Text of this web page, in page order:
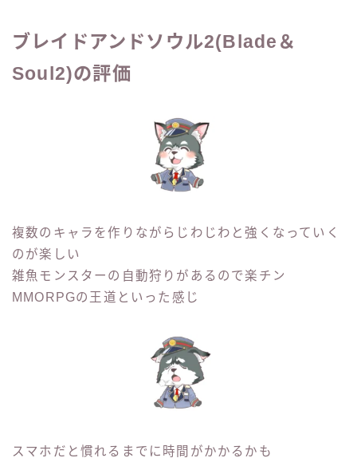
ブレイドアンドソウル2(Blade＆
Soul2)の評価
複数のキャラを作りながらじわじわと強くなっていく
のが楽しい
雑魚モンスターの自動狩りがあるので楽チン
MMORPGの王道といった感じ
スマホだと慣れるまでに時間がかかるかも